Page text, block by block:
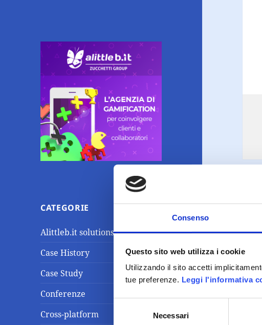
Consenso
Questo sito web utilizza i cookie
Utilizzando il sito accetti
tue preferenze. Leggi l'informativa
Necessari
CATEGORIE
Alittleb.it solutions
Case History
Case Study
Conferenze
Cross-platform